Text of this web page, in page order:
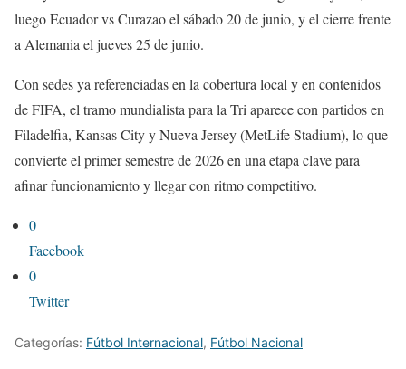
luego Ecuador vs Curazao el sábado 20 de junio, y el cierre frente
a Alemania el jueves 25 de junio.
Con sedes ya referenciadas en la cobertura local y en contenidos
de FIFA, el tramo mundialista para la Tri aparece con partidos en
Filadelfia, Kansas City y Nueva Jersey (MetLife Stadium), lo que
convierte el primer semestre de 2026 en una etapa clave para
afinar funcionamiento y llegar con ritmo competitivo.
0
Facebook
0
Twitter
Categorías: Fútbol Internacional, Fútbol Nacional